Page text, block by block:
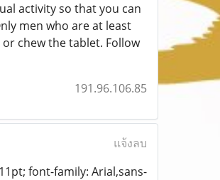
activity so that you can
men who are at least
chew the tablet. Follow
191.96.106.85
แจ้งลบ
font-family: Arial,sans-